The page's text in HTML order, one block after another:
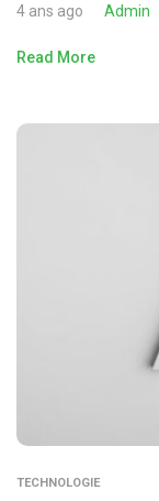
4 ans ago Admin
Read More
TECHNOLOGIE